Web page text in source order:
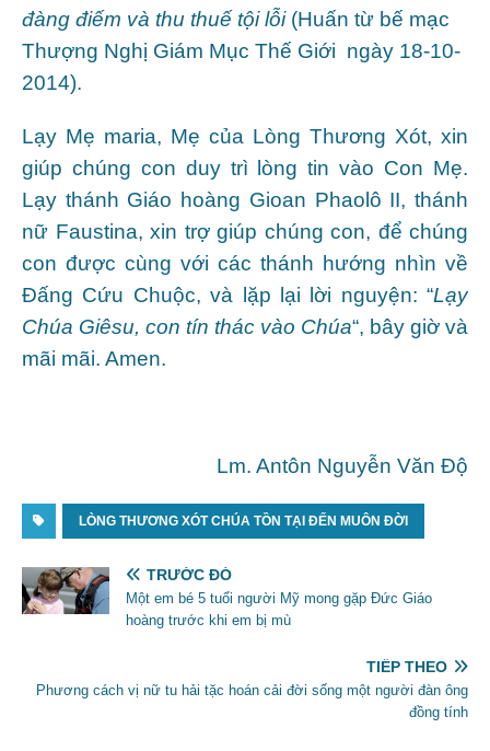
đàng điếm và thu thuế tội lỗi(Huấn từ bế mạc
Thượng Nghị Giám Mục Thế Giới ngày 18-10-
2014).
Lạy Mẹ maria, Mẹ của Lòng Thương Xót, xin
giúp chúng con duy trì lòng tin vào Con Mẹ.
Lạy thánh Giáo hoàng Gioan Phaolô II, thánh
nữ Faustina, xin trợ giúp chúng con, để chúng
con được cùng với các thánh hướng nhìn về
Ðấng Cứu Chuộc, và lặp lại lời nguyện: “Lạy
Chúa Giêsu, con tín thác vào Chúa“, bây giờ và
mãi mãi. Amen.
Lm. Antôn Nguyễn Văn Độ
LÒNG THƯƠNG XÓT CHÚA TỒN TẠI ĐẾN MUÔN ĐỜI
TRƯỚC ĐÓ
Một em bé 5 tuổi người Mỹ mong gặp Đức Giáo
hoàng trước khi em bị mù
TIẾP THEO
Phương cách vị nữ tu hải tặc hoán cải đời sống một người đàn ông
đồng tính